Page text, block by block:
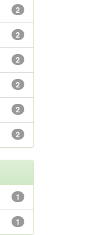
2
2
2
2
2
2
1
1